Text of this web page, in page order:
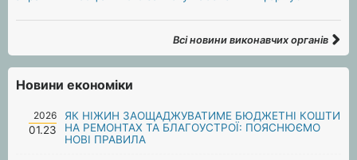
Всі новини виконавчих органів
Новини економіки
2026
01.23
ЯК НІЖИН ЗАОЩАДЖУВАТИМЕ БЮДЖЕТНІ КОШТИ
НА РЕМОНТАХ ТА БЛАГОУСТРОЇ: ПОЯСНЮЄМО
НОВІ ПРАВИЛА